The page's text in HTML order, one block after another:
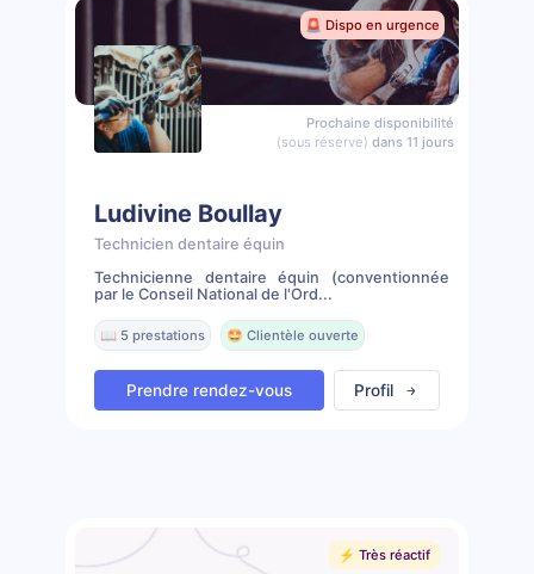
🚨 Dispo en urgence
Prochaine disponibilité
(sous réserve) dans 11 jours
Ludivine Boullay
Technicien dentaire équin
Technicienne dentaire équin (conventionnée
par le Conseil National de l'Ord...
📖 5 prestations 🤩 Clientèle ouverte
Prendre rendez-vous Profil
⚡️ Très réactif